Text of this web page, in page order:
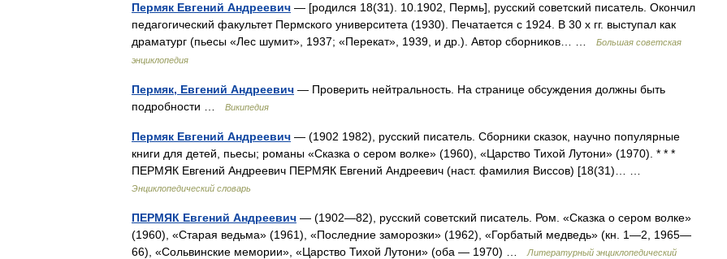
Пермяк Евгений Андреевич — [родился 18(31). 10.1902, Пермь], русский советский писатель. Окончил
педагогический факультет Пермского университета (1930). Печатается с 1924. В 30 х гг. выступал как
драматург (пьесы «Лес шумит», 1937; «Перекат», 1939, и др.). Автор сборников… …
Большая советская
энциклопедия
Пермяк, Евгений Андреевич — Проверить нейтральность. На странице обсуждения должны быть
подробности …
Википедия
Пермяк Евгений Андреевич — (1902 1982), русский писатель. Сборники сказок, научно популярные
книги для детей, пьесы; романы «Сказка о сером волке» (1960), «Царство Тихой Лутони» (1970). * * *
ПЕРМЯК Евгений Андреевич ПЕРМЯК Евгений Андреевич (наст. фамилия Виссов) [18(31)… …
Энциклопедический словарь
ПЕРМЯК Евгений Андреевич — (1902—82), русский советский писатель. Ром. «Сказка о сером волке»
(1960), «Старая ведьма» (1961), «Последние заморозки» (1962), «Горбатый медведь» (кн. 1—2, 1965—
66), «Сольвинские мемории», «Царство Тихой Лутони» (оба — 1970) …
Литературный энциклопедический